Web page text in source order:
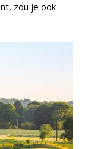
zou je ook